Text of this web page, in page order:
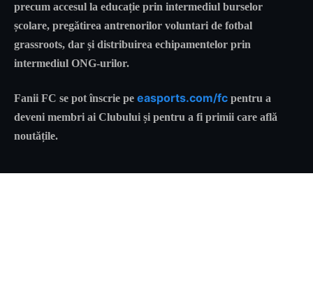
precum accesul la educație prin intermediul burselor
școlare, pregătirea antrenorilor voluntari de fotbal
grassroots, dar și distribuirea echipamentelor prin
intermediul ONG-urilor.
Fanii FC se pot înscrie pe easports.com/fc pentru a
deveni membri ai Clubului și pentru a fi primii care află
noutățile.